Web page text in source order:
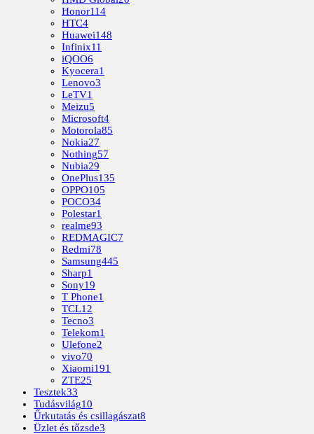
Honor114
HTC4
Huawei148
Infinix11
iQOO6
Kyocera1
Lenovo3
LeTV1
Meizu5
Microsoft4
Motorola85
Nokia27
Nothing57
Nubia29
OnePlus135
OPPO105
POCO34
Polestar1
realme93
REDMAGIC7
Redmi78
Samsung445
Sharp1
Sony19
T Phone1
TCL12
Tecno3
Telekom1
Ulefone2
vivo70
Xiaomi191
ZTE25
Tesztek33
Tudásvilág10
Űrkutatás és csillagászat8
Üzlet és tőzsde3